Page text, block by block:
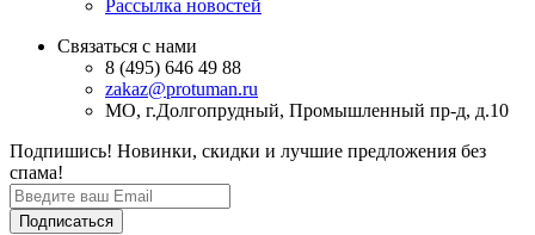
Рассылка новостей
Связаться с нами
8 (495) 646 49 88
zakaz@protuman.ru
МО, г.Долгопрудный, Промышленный пр-д, д.10
Подпишись! Новинки, скидки и лучшие предложения без
спама!